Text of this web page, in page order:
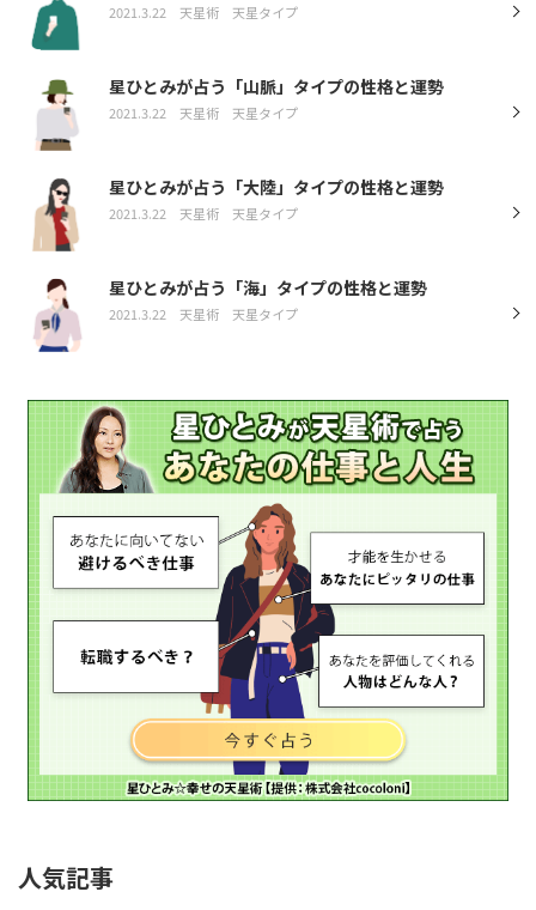
2021.3.22 天星術 天星タイプ
星ひとみが占う「山脈」タイプの性格と運勢
2021.3.22 天星術 天星タイプ
星ひとみが占う「大陸」タイプの性格と運勢
2021.3.22 天星術 天星タイプ
星ひとみが占う「海」タイプの性格と運勢
2021.3.22 天星術 天星タイプ
人気記事